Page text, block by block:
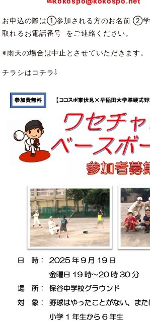
お申込の際は①参加される方のお名前 ②
取れるお電話番号 をご連絡ください。
※雨天の場合は中止とさせていただきます。
チラシはコチラ⇩